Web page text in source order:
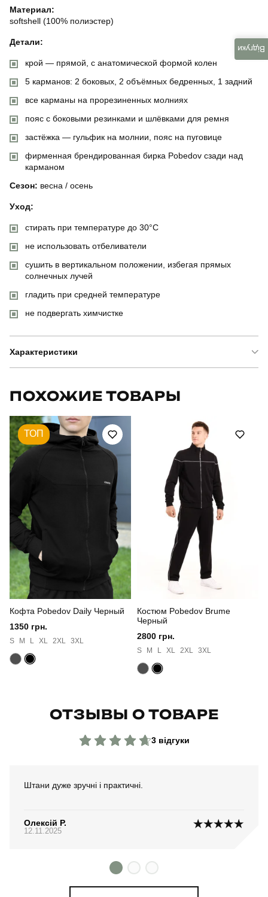
Материал:
softshell (100% полиэстер)
Детали:
крой — прямой, с анатомической формой колен
5 карманов: 2 боковых, 2 объёмных бедренных, 1 задний
все карманы на прорезиненных молниях
пояс с боковыми резинками и шлёвками для ремня
застёжка — гульфик на молнии, пояс на пуговице
фирменная брендированная бирка Pobedov сзади над
карманом
Сезон: весна / осень
Уход:
стирать при температуре до 30°C
не использовать отбеливатели
сушить в вертикальном положении, избегая прямых
солнечных лучей
гладить при средней температуре
не подвергать химчистке
Характеристики
Призначення для повсякденного носіння
Стиль повсякденний
Склад тканини 100% поліестер
Країна - виробник
ПОХОЖИЕ ТОВАРЫ
ТОП
Кофта Pobedov Daily Черный
1350 грн.
S M L XL 2XL 3XL
Костюм Pobedov Brume
Черный
2800 грн.
S M L XL 2XL 3XL
ОТЗЫВЫ О ТОВАРЕ
Відгуки
3 відгуки
Штани дуже зручні і практичні.
Олексій Р.
12.11.2025